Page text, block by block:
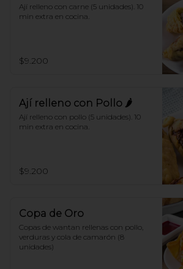
Ají relleno con carne (5 unidades). 10
min extra en cocina.
$9.200
Ají relleno con Pollo 🌶
Ají relleno con pollo (5 unidades). 10
min extra en cocina.
$9.200
Copa de Oro
Copas de wantan rellenas con pollo,
verduras y cola de camarón (8
unidades)